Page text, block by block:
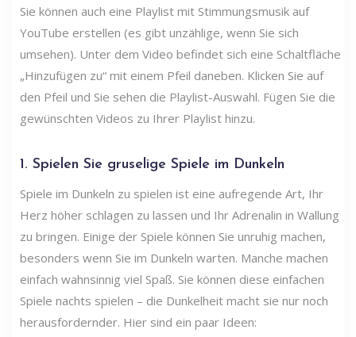
Sie können auch eine Playlist mit Stimmungsmusik auf
YouTube erstellen (es gibt unzählige, wenn Sie sich
umsehen). Unter dem Video befindet sich eine Schaltfläche
„Hinzufügen zu“ mit einem Pfeil daneben. Klicken Sie auf
den Pfeil und Sie sehen die Playlist-Auswahl. Fügen Sie die
gewünschten Videos zu Ihrer Playlist hinzu.
1. Spielen Sie gruselige Spiele im Dunkeln
Spiele im Dunkeln zu spielen ist eine aufregende Art, Ihr
Herz höher schlagen zu lassen und Ihr Adrenalin in Wallung
zu bringen. Einige der Spiele können Sie unruhig machen,
besonders wenn Sie im Dunkeln warten. Manche machen
einfach wahnsinnig viel Spaß. Sie können diese einfachen
Spiele nachts spielen – die Dunkelheit macht sie nur noch
herausfordernder. Hier sind ein paar Ideen: